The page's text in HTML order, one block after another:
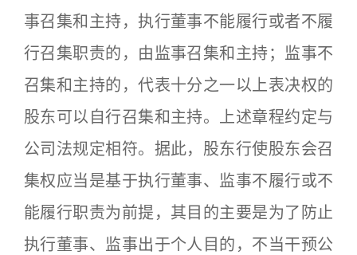
事召集和主持，执行董事不能履行或者不履
行召集职责的，由监事召集和主持；监事不
召集和主持的，代表十分之一以上表决权的
股东可以自行召集和主持。上述章程约定与
公司法规定相符。据此，股东行使股东会召
集权应当是基于执行董事、监事不履行或不
能履行职责为前提，其目的主要是为了防止
执行董事、监事出于个人目的，不当干预公